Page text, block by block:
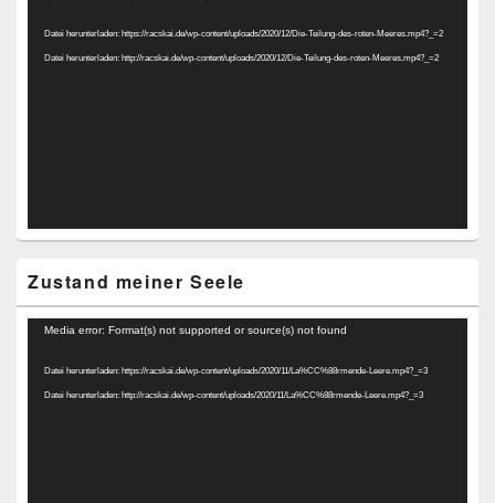
Datei herunterladen: https://racskai.de/wp-content/uploads/2020/12/Die-Teilung-des-roten-Meeres.mp4?_=2
Datei herunterladen: http://racskai.de/wp-content/uploads/2020/12/Die-Teilung-des-roten-Meeres.mp4?_=2
Zustand meiner Seele
Video-
Media error: Format(s) not supported or source(s) not found
Datei herunterladen: https://racskai.de/wp-content/uploads/2020/11/La%CC%88rmende-Leere.mp4?_=3
Datei herunterladen: http://racskai.de/wp-content/uploads/2020/11/La%CC%88rmende-Leere.mp4?_=3